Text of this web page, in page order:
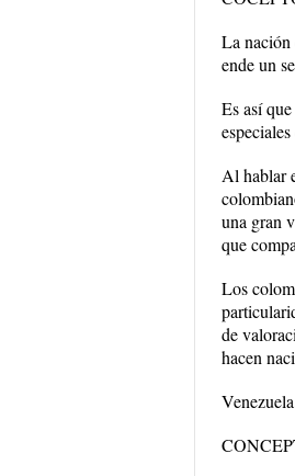
La nación
ende un
Es así
Al hablar
una gran
que
Los
de
hacen